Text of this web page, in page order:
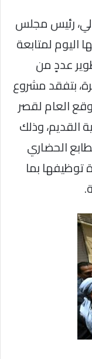
رئيس مجلس
اليوم لمتابعة
عددٍ من
بتفقد مشروع
العام لقصر
القديم، وذلك
الحضاري
توظيفها بما